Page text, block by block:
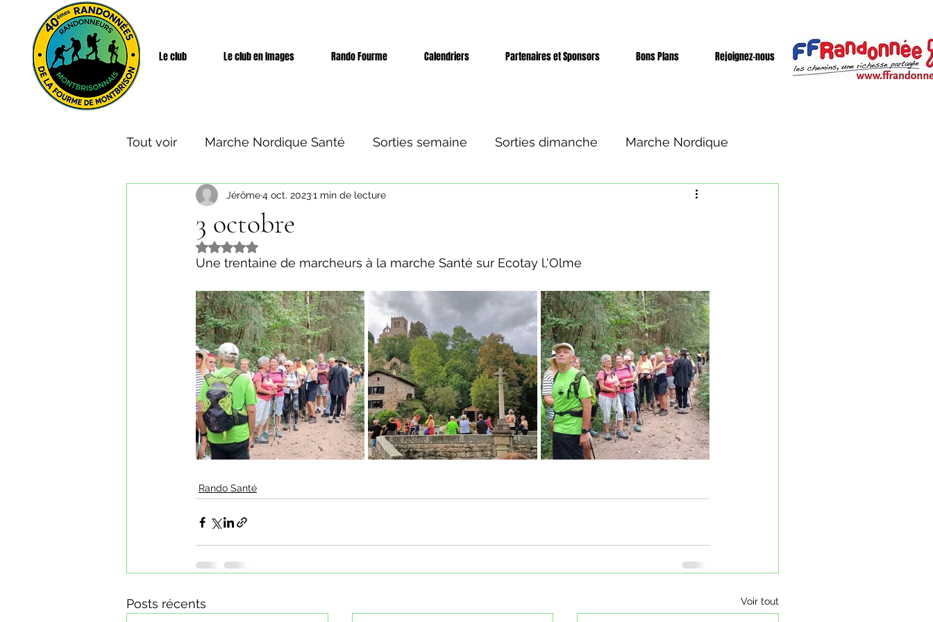
Le club Le club en Images Rando Fourme Calendriers Partenaires et Sponsors Bons Plans Rejoignez-nous
Tout voir Marche Nordique Santé Sorties semaine Sorties dimanche Marche Nordique
Rando Santé Week-end et séjours
3 octobre
Jérôme4 oct. 20231 min de lecture
Noté NaN étoiles sur 5.
Une trentaine de marcheurs à la marche Santé sur Ecotay l,'Olme
Rando Santé
Posts récents Voir tout